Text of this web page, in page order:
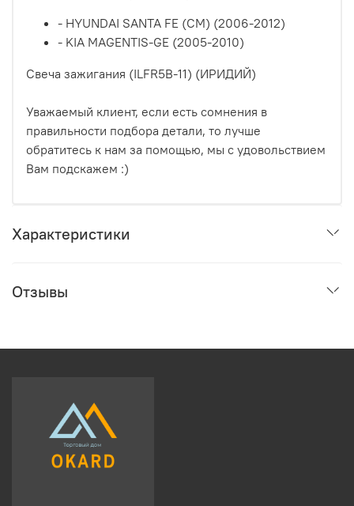
- HYUNDAI SANTA FE (CM) (2006-2012)
- KIA MAGENTIS-GE (2005-2010)
Свеча зажигания (ILFR5B-11) (ИРИДИЙ)
Уважаемый клиент, если есть сомнения в
правильности подбора детали, то лучше
обратитесь к нам за помощью, мы с удовольствием
Вам подскажем :)
Характеристики
Отзывы